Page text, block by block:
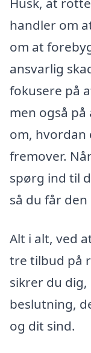
handler om
om at
ansvarlig
fokusere på
men også
om, hvordan
fremover.
spørg ind til
så du får
Alt i alt, ved
tre tilbud på
sikrer du
beslutning,
og dit sind.